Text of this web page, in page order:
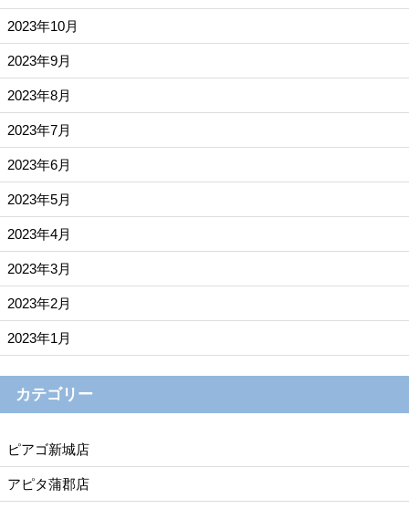
2023年10月
2023年9月
2023年8月
2023年7月
2023年6月
2023年5月
2023年4月
2023年3月
2023年2月
2023年1月
カテゴリー
ピアゴ新城店
アピタ蒲郡店